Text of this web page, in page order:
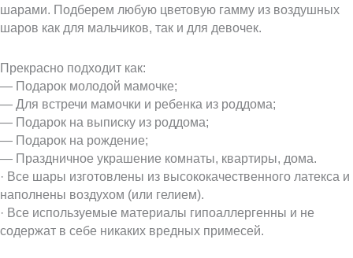
шарами. Подберем любую цветовую гамму из воздушных
шаров как для мальчиков, так и для девочек.
Прекрасно подходит как:
— Подарок молодой мамочке;
— Для встречи мамочки и ребенка из роддома;
— Подарок на выписку из роддома;
— Подарок на рождение;
— Праздничное украшение комнаты, квартиры, дома.
· Все шары изготовлены из высококачественного латекса и
наполнены воздухом (или гелием).
· Все используемые материалы гипоаллергенны и не
содержат в себе никаких вредных примесей.